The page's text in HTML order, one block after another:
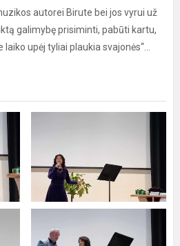
autorei Birute bei jos vyrui už
galimybę prisiminti, pabūti kartu,
upėj tyliai plaukia svajonės“...